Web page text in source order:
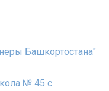
Башкортостана"
№ 45 с